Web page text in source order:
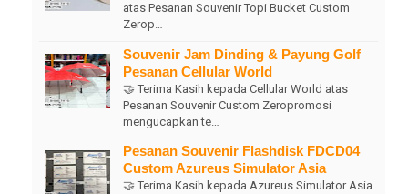
atas Pesanan Souvenir Topi Bucket Custom
Zerop…
Souvenir Jam Dinding & Payung Golf
Pesanan Cellular World
🤝 Terima Kasih kepada Cellular World atas
Pesanan Souvenir Custom Zeropromosi
mengucapkan te…
Pesanan Souvenir Flashdisk FDCD04
Custom Azureus Simulator Asia
🤝 Terima Kasih kepada Azureus Simulator Asia